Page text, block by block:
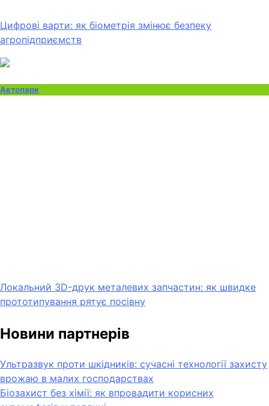
Цифрові варти: як біометрія змінює безпеку
агропідприємств
Автопарк
Локальний 3D-друк металевих запчастин: як швидке
прототипування рятує посівну
Новини партнерів
Ультразвук проти шкідників: сучасні технології захисту
врожаю в малих господарствах
Біозахист без хімії: як впровадити корисних